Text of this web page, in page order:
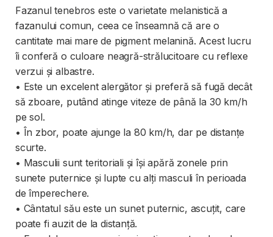
Fazanul tenebros este o varietate melanistică a
fazanului comun, ceea ce înseamnă că are o
cantitate mai mare de pigment melanină. Acest lucru
îi conferă o culoare neagră-strălucitoare cu reflexe
verzui și albastre.
• Este un excelent alergător și preferă să fugă decât
să zboare, putând atinge viteze de până la 30 km/h
pe sol.
• În zbor, poate ajunge la 80 km/h, dar pe distanțe
scurte.
• Masculii sunt teritoriali și își apără zonele prin
sunete puternice și lupte cu alți masculi în perioada
de împerechere.
• Cântatul său este un sunet puternic, ascuțit, care
poate fi auzit de la distanță.